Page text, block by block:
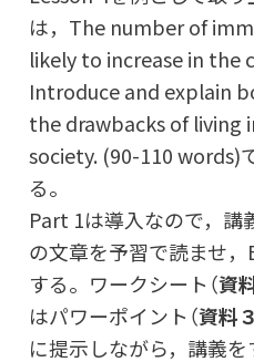
は，The number of
likely to increase in the
Introduce and explain
the drawbacks of living
society. (90-110 words)
Part 1は導入なので，講
の文章を予習で読ませ
する。ワークシート（資
はパワーポイント（資料３
に提示しながら，講義